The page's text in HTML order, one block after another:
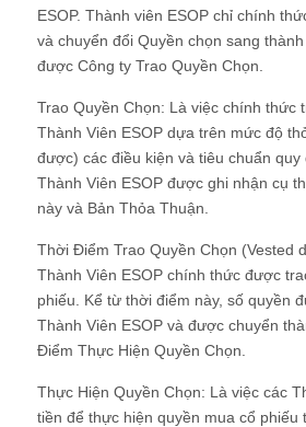
ESOP. Thành viên ESOP chỉ chính
và chuyển đổi Quyền chọn sang
được Công ty Trao Quyền Chọn.
Trao Quyền Chọn: Là việc chính thức
Thành Viên ESOP dựa trên mức độ
được) các điều kiện và tiêu chuẩn quy
Thành Viên ESOP được ghi nhận cụ
này và Bản Thỏa Thuận.
Thời Điểm Trao Quyền Chọn (Vested
Thành Viên ESOP chính thức được
phiếu. Kể từ thời điểm này, số quyền
Thành Viên ESOP và được chuyển
Điểm Thực Hiện Quyền Chọn.
Thực Hiện Quyền Chọn: Là việc các
tiền để thực hiện quyền mua cổ